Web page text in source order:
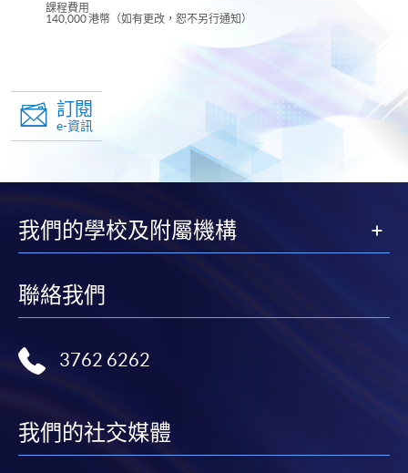
課程費用
140,000 港幣（如有更改，恕不另行通知）
訂閱
e-資訊
我們的學校及附屬機構
聯絡我們
3762 6262
我們的社交媒體